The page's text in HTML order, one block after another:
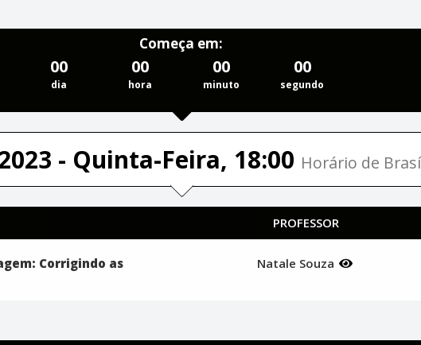
Começa em:
00
dia
00
hora
00
minuto
00
segundo
- Quinta-Feira, 18:00 Horário de
PROFESSOR
Corrigindo as
Natale Souza